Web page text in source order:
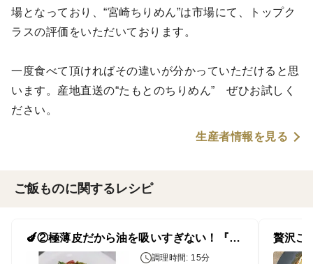
場となっており、“宮崎ちりめん”は市場にて、トップク
ラスの評価をいただいております。
一度食べて頂ければその違いが分かっていただけると思
います。産地直送の“たもとのちりめん” ぜひお試しく
ださい。
生産者情報を見る
ご飯ものに関するレシピ
🍆②極薄皮だから油を吸いすぎない！『ロングインゲンと（杭茄）長なすの豚肉炒め』
調理時間: 15分